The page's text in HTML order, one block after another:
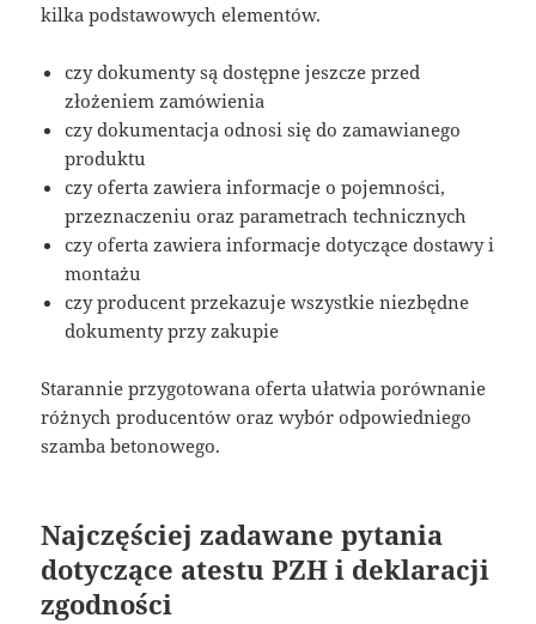
kilka podstawowych elementów.
czy dokumenty są dostępne jeszcze przed
złożeniem zamówienia
czy dokumentacja odnosi się do zamawianego
produktu
czy oferta zawiera informacje o pojemności,
przeznaczeniu oraz parametrach technicznych
czy oferta zawiera informacje dotyczące dostawy i
montażu
czy producent przekazuje wszystkie niezbędne
dokumenty przy zakupie
Starannie przygotowana oferta ułatwia porównanie
różnych producentów oraz wybór odpowiedniego
szamba betonowego.
Najczęściej zadawane pytania
dotyczące atestu PZH i deklaracji
zgodności